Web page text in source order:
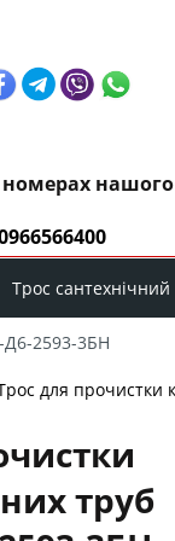
номерах нашого
Трос сантехнічний
Д6-2593-3БН
для прочистки
труб